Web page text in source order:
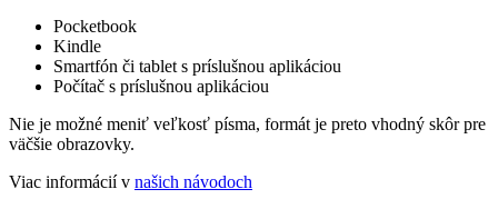
Pocketbook
Kindle
Smartfón či tablet s príslušnou aplikáciou
Počítač s príslušnou aplikáciou
Nie je možné meniť veľkosť písma, formát je preto vhodný skôr pre
väčšie obrazovky.
Viac informácií v našich návodoch